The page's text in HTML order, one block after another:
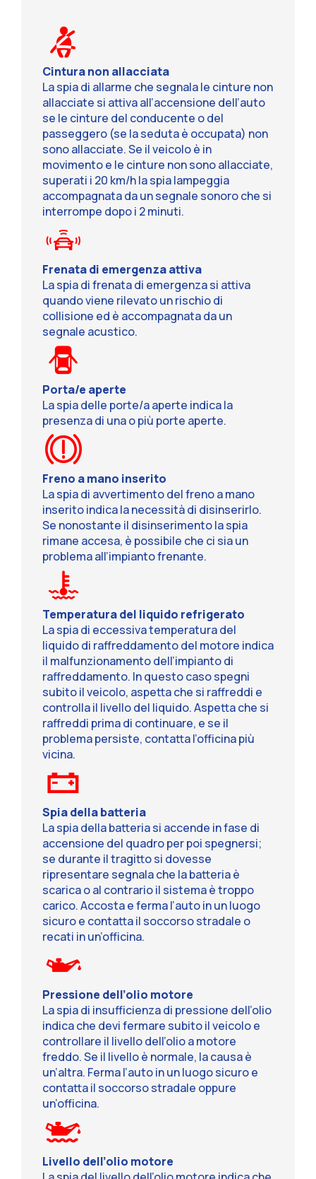
Cintura non allacciata
La spia di allarme che segnala le cinture non
allacciate si attiva all’accensione dell’auto
se le cinture del conducente o del
passeggero (se la seduta è occupata) non
sono allacciate. Se il veicolo è in
movimento e le cinture non sono allacciate,
superati i 20 km/h la spia lampeggia
accompagnata da un segnale sonoro che si
interrompe dopo i 2 minuti.
Frenata di emergenza attiva
La spia di frenata di emergenza si attiva
quando viene rilevato un rischio di
collisione ed è accompagnata da un
segnale acustico.
Porta/e aperte
La spia delle porte/a aperte indica la
presenza di una o più porte aperte.
Freno a mano inserito
La spia di avvertimento del freno a mano
inserito indica la necessità di disinserirlo.
Se nonostante il disinserimento la spia
rimane accesa, è possibile che ci sia un
problema all’impianto frenante.
Temperatura del liquido refrigerato
La spia di eccessiva temperatura del
liquido di raffreddamento del motore indica
il malfunzionamento dell’impianto di
raffreddamento. In questo caso spegni
subito il veicolo, aspetta che si raffreddi e
controlla il livello del liquido. Aspetta che si
raffreddi prima di continuare, e se il
problema persiste, contatta l’officina più
vicina.
Spia della batteria
La spia della batteria si accende in fase di
accensione del quadro per poi spegnersi;
se durante il tragitto si dovesse
ripresentare segnala che la batteria è
scarica o al contrario il sistema è troppo
carico. Accosta e ferma l’auto in un luogo
sicuro e contatta il soccorso stradale o
recati in un’officina.
Pressione dell’olio motore
La spia di insufficienza di pressione dell’olio
indica che devi fermare subito il veicolo e
controllare il livello dell’olio a motore
freddo. Se il livello è normale, la causa è
un’altra. Ferma l’auto in un luogo sicuro e
contatta il soccorso stradale oppure
un’officina.
Livello dell’olio motore